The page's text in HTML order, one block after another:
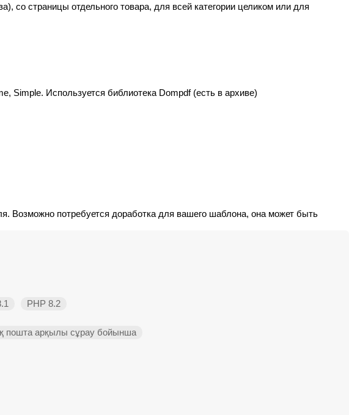
со страницы отдельного товара, для всей категории целиком или для
Simple. Используется библиотека Dompdf (есть в архиве)
Возможно потребуется доработка для вашего шаблона, она может быть
PHP 8.2
пошта арқылы сұрау бойынша